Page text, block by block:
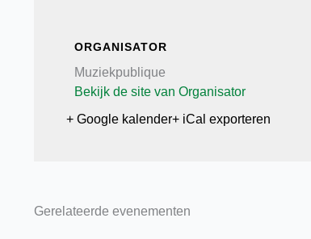
ORGANISATOR
Muziekpublique
Bekijk de site van Organisator
+ Google kalender+ iCal exporteren
Gerelateerde evenementen